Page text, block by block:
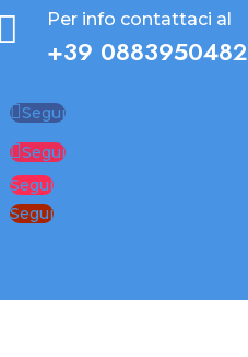
 Per info contattaci al
+39 0883950482
Segui
Segui
Segui
Segui